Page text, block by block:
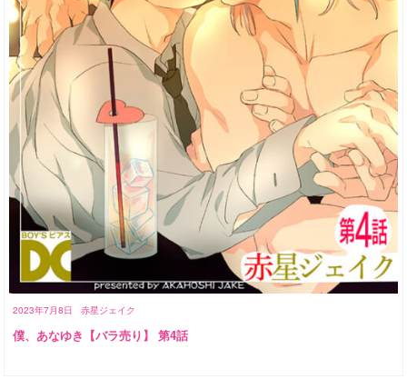
2023年7月8日 赤星ジェイク
僕、あなゆき【バラ売り】 第4話